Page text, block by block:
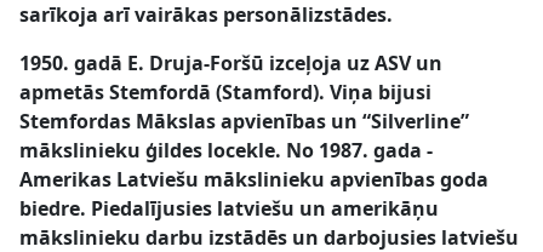
sarīkoja arī vairākas personālizstādes.
1950. gadā E. Druja-Foršū izceļoja uz ASV un
apmetās Stemfordā (Stamford). Viņa bijusi
Stemfordas Mākslas apvienības un “Silverline”
mākslinieku ģildes locekle. No 1987. gada -
Amerikas Latviešu mākslinieku apvienības goda
biedre. Piedalījusies latviešu un amerikāņu
mākslinieku darbu izstādēs un darbojusies latviešu